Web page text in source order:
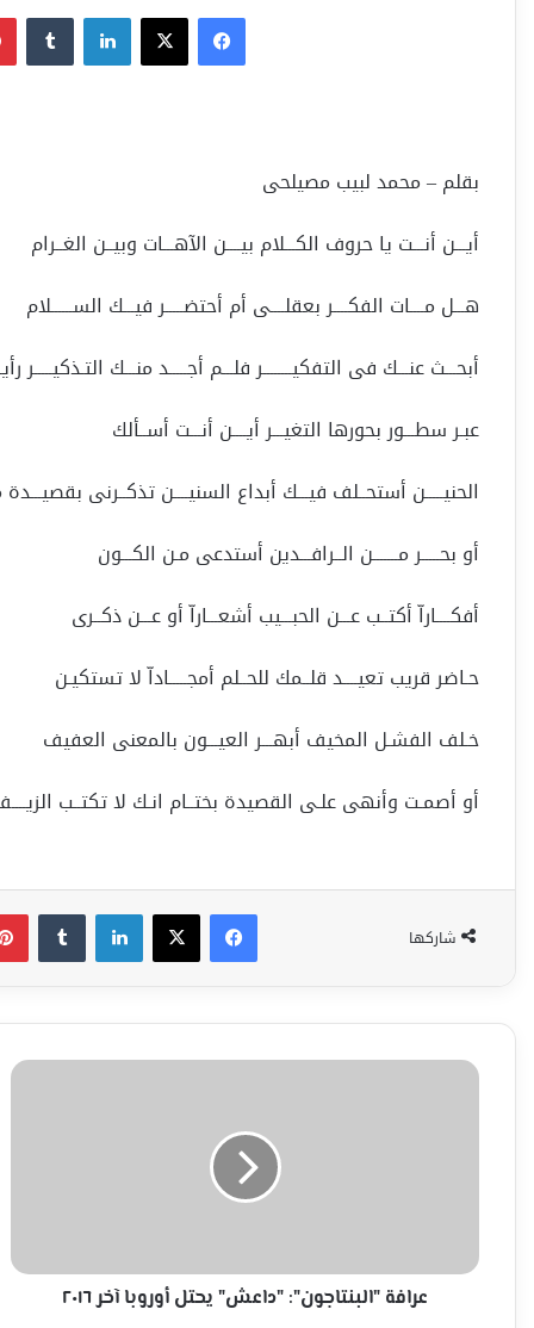
فيسبوك‫X لينكدإن
بقلم – محمد لبيب مصيلحى
أيـــن أنـــت يا حروف الكـــلام بيــــن الآهـــات وبيــن الغــرام
هـــل مــــات الفكــــر بعقلــــى أم أحتضـــــر فيـــك الســــــلام
أبحـــث عنـــك فى التفكيــــــــر فلـــم أجـــــد منـــك التـذكيـــــر
عبـر سطـــور بحورها التغيـــر أيــــن أنـــت أســألك
الحنيـــــن أستحــلف فيـــك أبداع السنيــــن تذكــرنى
أو بحـــــر مـــــــن الــرافـــدين أستدعى مـن الكـــون
أفكــــاراّ أكتــب عـــن الحبـــيب أشعـــاراّ أو عـــن ذكــرى
حـاضر قريب تعيــــد قلــمك للحــلم أمجـــــاداّ لا تستكيـن
خـلف الفشـل المخيف أبهـــر العيـــون بالمعنى العفيف
أو أصمـت وأنهى علـى القصيدة بختــام انـك لا تكتــب
شاركها
فيسبوك‫X لينكدإن
عرافة
عرافة "البنتاجون": "داعش" يحتل أوروبا آخر ٢٠١٦